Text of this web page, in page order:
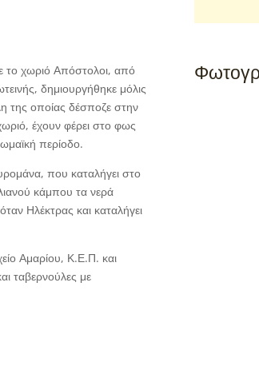
το χωριό Απόστολοι, από
δημιουργήθηκε μόλις
της οποίας δέσποζε στην
έχουν φέρει στο φως
περίοδο.
που καταλήγει στο
κάμπου τα νερά
Ηλέκτρας και καταλήγει
Αμαρίου, Κ.Ε.Π. και
ταβερνούλες με